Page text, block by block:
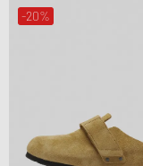
-20%